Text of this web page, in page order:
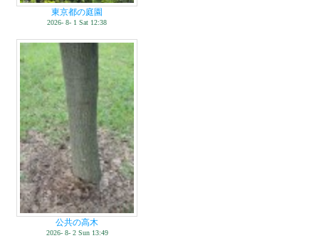
東京都の庭園
2026- 8- 1 Sat 12:38
公共の高木
2026- 8- 2 Sun 13:49